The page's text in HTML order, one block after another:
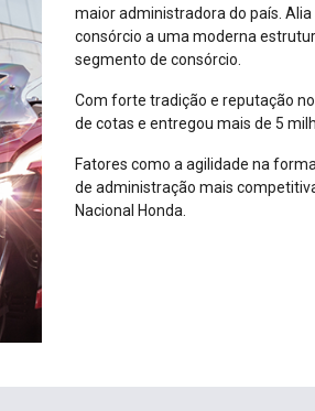
maior administradora do país.
consórcio a uma moderna
segmento de consórcio.
Com forte tradição e reputação
de cotas e entregou mais de 5
Fatores como a agilidade na
de administração mais
Nacional Honda.